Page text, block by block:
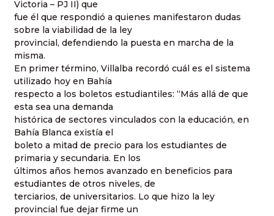
Victoria – PJ II) que
fue él que respondió a quienes manifestaron dudas
sobre la viabilidad de la ley
provincial, defendiendo la puesta en marcha de la
misma.
En primer término, Villalba recordó cuál es el sistema
utilizado hoy en Bahía
respecto a los boletos estudiantiles: “Más allá de que
esta sea una demanda
histórica de sectores vinculados con la educación, en
Bahía Blanca existía el
boleto a mitad de precio para los estudiantes de
primaria y secundaria. En los
últimos años hemos avanzado en beneficios para
estudiantes de otros niveles, de
terciarios, de universitarios. Lo que hizo la ley
provincial fue dejar firme un